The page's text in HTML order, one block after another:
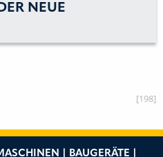
NEUE F
FÜR’S E
[198]
| BAUGERÄTE |